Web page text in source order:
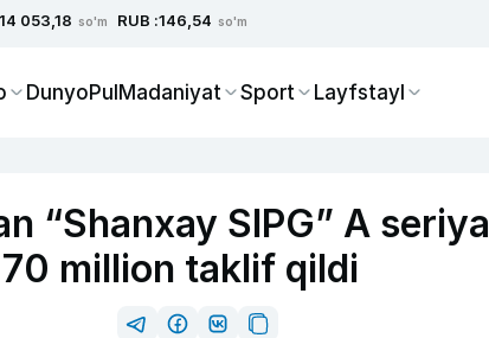
14 053,18 so'm RUB :146,54 so'm
DunyoPulMadaniyat Sport Layfstayl
“Shanxay SIPG” A seriya
million taklif qildi